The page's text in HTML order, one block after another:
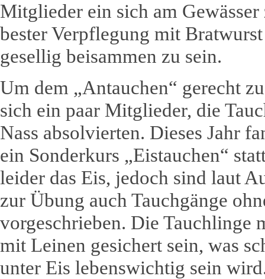
Mitglieder ein sich am
bester Verpflegung mit
gesellig beisammen zu sein.
Um dem „Antauchen“ gerecht
sich ein paar Mitglieder, die
Nass absolvierten. Dieses Jahr
ein Sonderkurs „Eistauchen“
leider das Eis, jedoch sind laut
zur Übung auch Tauchgänge
vorgeschrieben. Die Tauchlinge
mit Leinen gesichert sein, was
unter Eis lebenswichtig sein